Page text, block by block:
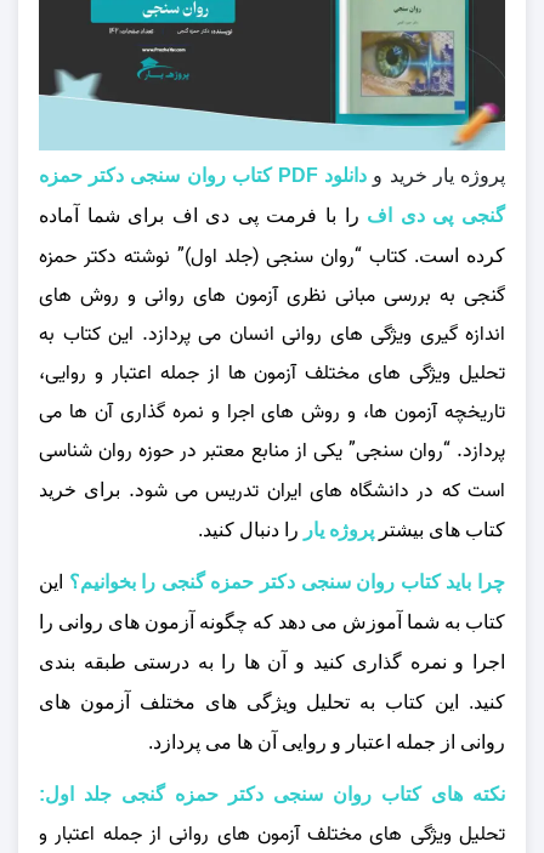
پروژه یار خرید و
دانلود PDF کتاب روان سنجی دکتر حمزه
گنجی پی دی اف را با فرمت پی دی اف برای شما آماده
کرده است. کتاب “روان‌ سنجی (جلد اول)” نوشته دکتر حمزه
گنجی به بررسی مبانی نظری آزمون‌ های روانی و روش‌ های
اندازه‌ گیری ویژگی‌ های روانی انسان می‌ پردازد. این کتاب به
تحلیل ویژگی‌ های مختلف آزمون‌ ها از جمله اعتبار و روایی،
تاریخچه آزمون‌ ها، و روش‌ های اجرا و نمره‌ گذاری آن‌ ها می‌
پردازد. “روان‌ سنجی” یکی از منابع معتبر در حوزه روان‌ شناسی
است که در دانشگاه‌ های ایران تدریس می‌ شود. برای خرید
کتاب های بیشتر پروژه یار را دنبال کنید.
چرا باید کتاب روان سنجی دکتر حمزه گنجی را بخوانیم؟ این
کتاب به شما آموزش می‌ دهد که چگونه آزمون‌ های روانی را
اجرا و نمره‌ گذاری کنید و آن‌ ها را به درستی طبقه‌ بندی
کنید. این کتاب به تحلیل ویژگی‌ های مختلف آزمون‌ های
روانی از جمله اعتبار و روایی آن‌ ها می‌ پردازد.
نکته های کتاب روان سنجی دکتر حمزه گنجی جلد اول:
تحلیل ویژگی‌ های مختلف آزمون‌ های روانی از جمله اعتبار و